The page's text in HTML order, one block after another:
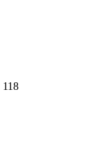
118